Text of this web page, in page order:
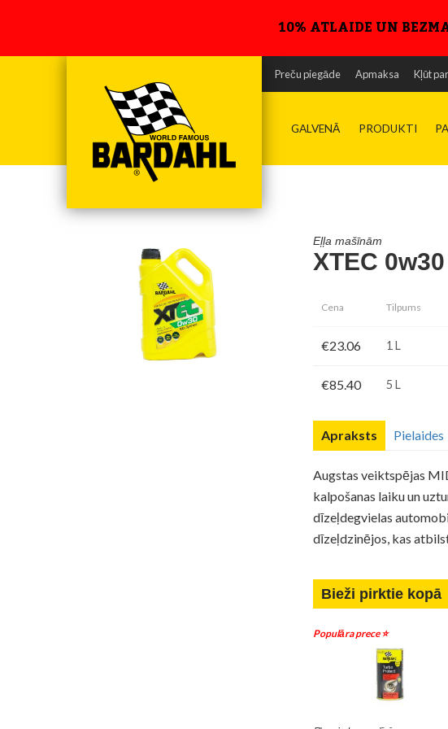
Preču piegāde Apmaksa Kļūt
GALVENĀ PRODUKTI
Eļļa mašīnām
XTEC
Cena Tilpums
€23.06 1 L
€85.40 5 L
Apraksts Pielaides
Augstas veiktspējas
kalpošanas laiku un
dīzeļdegvielas
dīzeļdzinējos, kas
Bieži pirktie kopā
Populāra prece ⭐️
10% ATLAIDE UN